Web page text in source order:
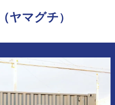
ヤマグチ ）